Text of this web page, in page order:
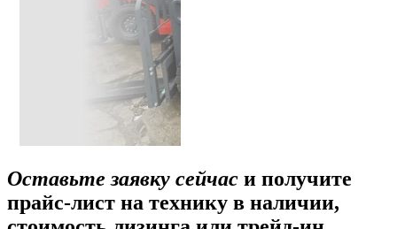
Оставьте заявку сейчас и получите
прайс-лист на технику в наличии,